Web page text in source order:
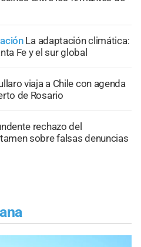
La adaptación climática:
Fe y el sur global
viaja a Chile con agenda
de Rosario
rechazo del
sobre falsas denuncias